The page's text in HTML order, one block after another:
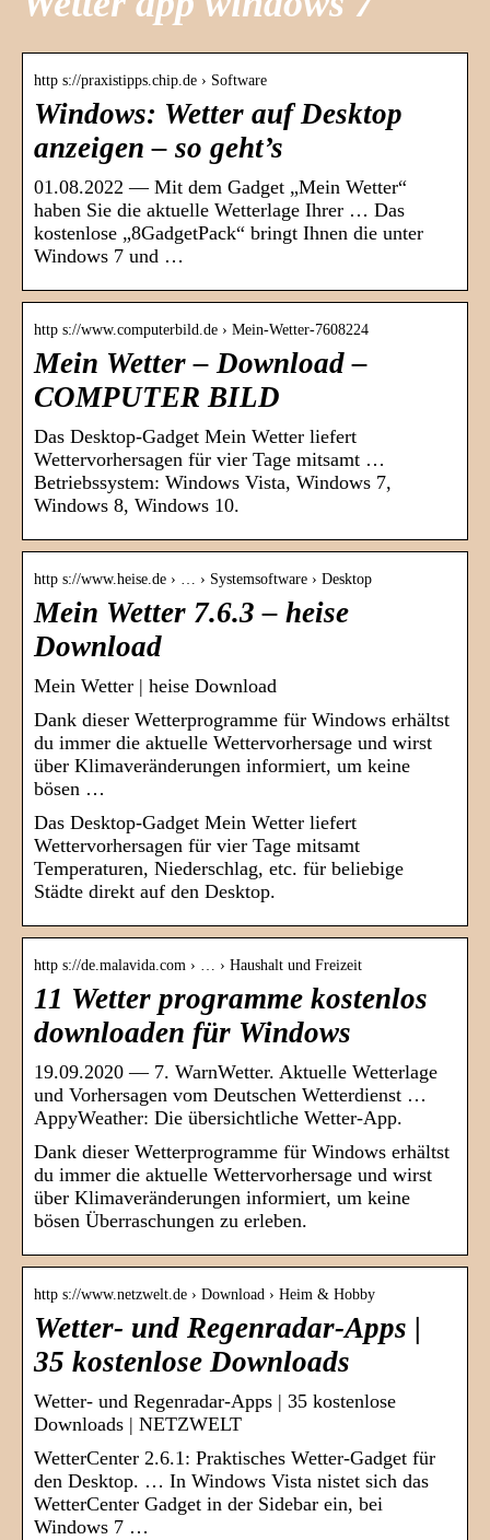
http s://praxistipps.chip.de › Software
Windows: Wetter auf Desktop
anzeigen – so geht’s
01.08.2022 — Mit dem Gadget „Mein Wetter“
haben Sie die aktuelle Wetterlage Ihrer … Das
kostenlose „8GadgetPack“ bringt Ihnen die unter
Windows 7 und …
http s://www.computerbild.de › Mein-Wetter-7608224
Mein Wetter – Download –
COMPUTER BILD
Das Desktop-Gadget Mein Wetter liefert
Wettervorhersagen für vier Tage mitsamt …
Betriebssystem: Windows Vista, Windows 7,
Windows 8, Windows 10.
http s://www.heise.de › … › Systemsoftware › Desktop
Mein Wetter 7.6.3 – heise
Download
Mein Wetter | heise Download
Dank dieser Wetterprogramme für Windows erhältst
du immer die aktuelle Wettervorhersage und wirst
über Klimaveränderungen informiert, um keine
bösen …
Das Desktop-Gadget Mein Wetter liefert
Wettervorhersagen für vier Tage mitsamt
Temperaturen, Niederschlag, etc. für beliebige
Städte direkt auf den Desktop.
http s://de.malavida.com › … › Haushalt und Freizeit
11 Wetter programme kostenlos
downloaden für Windows
19.09.2020 — 7. WarnWetter. Aktuelle Wetterlage
und Vorhersagen vom Deutschen Wetterdienst …
AppyWeather: Die übersichtliche Wetter-App.
Dank dieser Wetterprogramme für Windows erhältst
du immer die aktuelle Wettervorhersage und wirst
über Klimaveränderungen informiert, um keine
bösen Überraschungen zu erleben.
http s://www.netzwelt.de › Download › Heim & Hobby
Wetter- und Regenradar-Apps |
35 kostenlose Downloads
Wetter- und Regenradar-Apps | 35 kostenlose
Downloads | NETZWELT
WetterCenter 2.6.1: Praktisches Wetter-Gadget für
den Desktop. … In Windows Vista nistet sich das
WetterCenter Gadget in der Sidebar ein, bei
Windows 7 …